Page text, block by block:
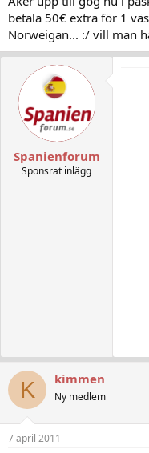
betala 50€ extra för 1
Norweigan... :/ vill man
Spanienforum
Sponsrat inlägg
K kimmen
Ny medlem
7 april 2011